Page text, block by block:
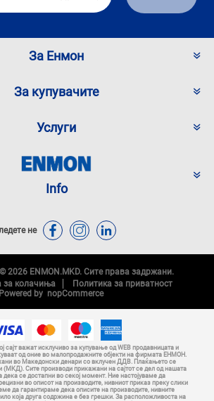
За Енмон
За купувачите
Услуги
Info
не
2026 ENMON.MKD. Сите права задржани.
за колачиња
Политика за приватност
Powered by nopCommerce
важат исклучиво за купување од WEB продавницата и
од оние во малопродажните објекти на фирмата ЕНМОН.
во Македонски денари со вклучен ДДВ. Плаќањето се
(МКД). Сите производи прикажани на сајтот се дел од нашата
дека се достапни во секој момент. Ние настојуваме да
во описот на производите, нивниот приказ преку слики
да гарантираме дека описите на производите, нивните
која друга содржина е без грешки. За расположливоста на